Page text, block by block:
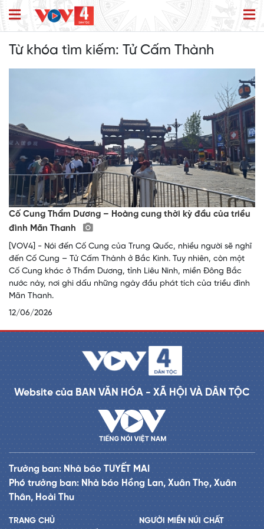
Từ khóa tìm kiếm: Tử Cấm Thành
Cố Cung Thẩm Dương – Hoàng cung thời kỳ đầu của triều
đình Mãn Thanh
[VOV4] - Nói đến Cố Cung của Trung Quốc, nhiều người sẽ nghĩ
đến Cố Cung – Tử Cấm Thành ở Bắc Kinh. Tuy nhiên, còn một
Cố Cung khác ở Thẩm Dương, tỉnh Liêu Ninh, miền Đông Bắc
nước này, nơi ghi dấu những ngày đầu phát tích của triều đình
Mãn Thanh.
12/06/2026
Website của BAN VĂN HÓA - XÃ HỘI VÀ DÂN TỘC
Trưởng ban: Nhà báo TUYẾT MAI
Phó trưởng ban: Nhà báo Hồng Lan, Xuân Thọ, Xuân
Thân, Hoài Thu
TRANG CHỦ NGƯỜI MIỀN NÚI CHẤT